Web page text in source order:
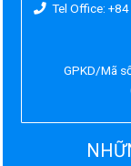
Tel Office:
GPKD/Mã